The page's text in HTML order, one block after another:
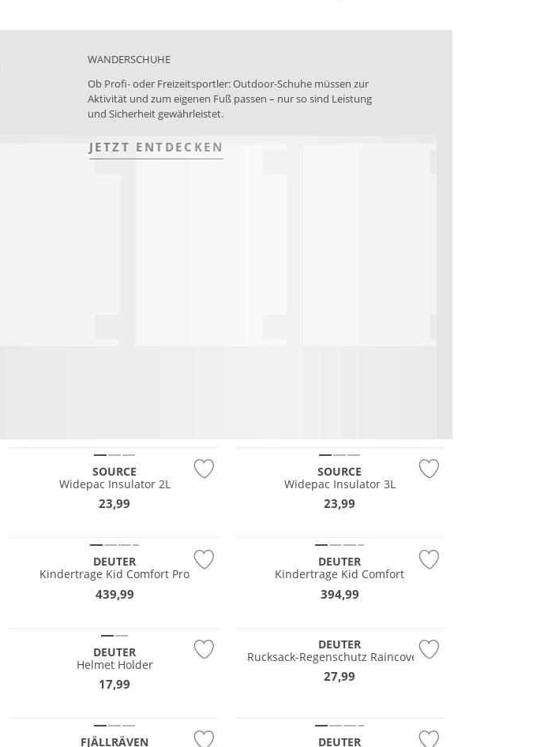
WANDERSCHUHE
Ob Profi- oder Freizeitsportler: Outdoor-Schuhe müssen zur
Aktivität und zum eigenen Fuß passen – nur so sind Leistung
und Sicherheit gewährleistet.
JETZT ENTDECKEN
SOURCE
Widepac Insulator 2L
23,99
SOURCE
Widepac Insulator 3L
23,99
DEUTER
Kindertrage Kid Comfort Pro
439,99
DEUTER
Kindertrage Kid Comfort
394,99
DEUTER
Helmet Holder
17,99
DEUTER
Rucksack-Regenschutz Raincover II
27,99
FJÄLLRÄVEN DEUTER